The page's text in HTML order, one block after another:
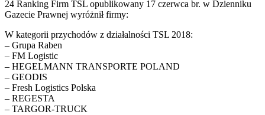
24 Ranking Firm TSL opublikowany 17 czerwca br. w Dzienniku
Gazecie Prawnej wyróżnił firmy:
W kategorii przychodów z działalności TSL 2018:
– Grupa Raben
– FM Logistic
– HEGELMANN TRANSPORTE POLAND
– GEODIS
– Fresh Logistics Polska
– REGESTA
– TARGOR-TRUCK